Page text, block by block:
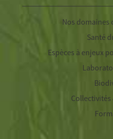
Nos domaines
Santé
Espèces à enjeux
Collectivités